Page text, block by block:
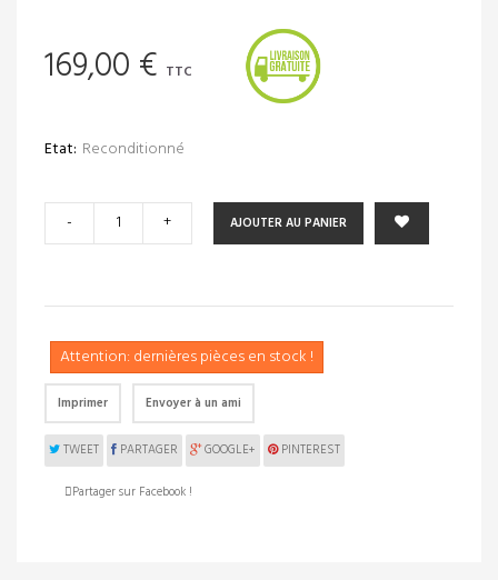
169,00 € TTC
Etat: Reconditionné
- + AJOUTER AU PANIER
Attention: dernières pièces en stock !
Imprimer Envoyer à un ami
TWEET PARTAGER GOOGLE+ PINTEREST
Partager sur Facebook !